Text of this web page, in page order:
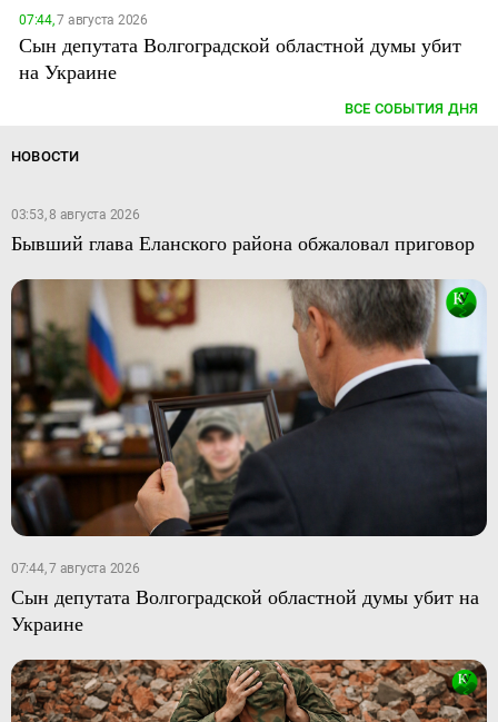
07:44,7 августа 2026
Сын депутата Волгоградской областной думы убит
на Украине
ВСЕ СОБЫТИЯ ДНЯ
НОВОСТИ
03:53, 8 августа 2026
Бывший глава Еланского района обжаловал приговор
07:44, 7 августа 2026
Сын депутата Волгоградской областной думы убит на
Украине